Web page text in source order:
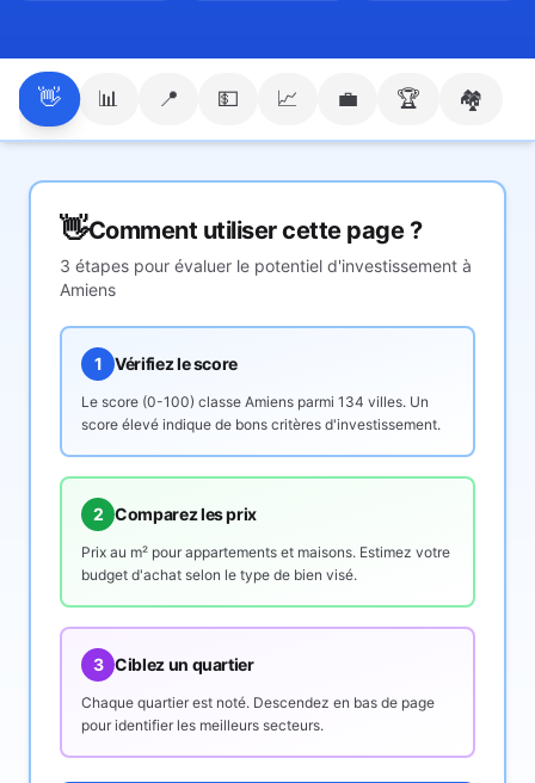
👋 📊 📍 💵 📈 💼 🏆 🏘️
👋Comment utiliser cette page ?
3 étapes pour évaluer le potentiel d'investissement à
Amiens
1 Vérifiez le score
Le score (0-100) classe Amiens parmi 134 villes. Un
score élevé indique de bons critères d'investissement.
2 Comparez les prix
Prix au m² pour appartements et maisons. Estimez votre
budget d'achat selon le type de bien visé.
3 Ciblez un quartier
Chaque quartier est noté. Descendez en bas de page
pour identifier les meilleurs secteurs.